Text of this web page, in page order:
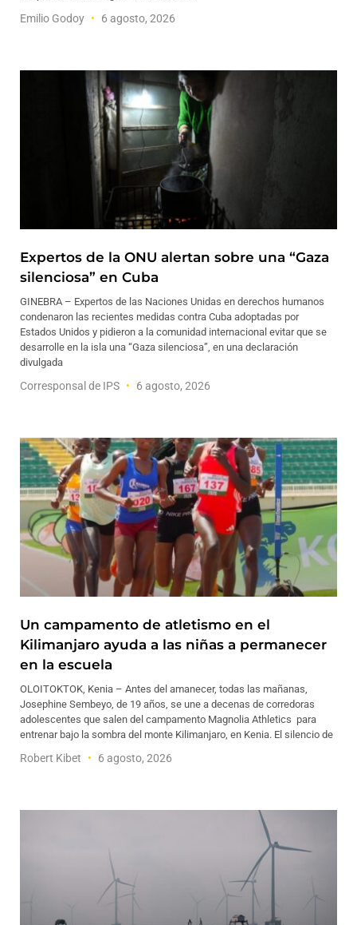
Emilio Godoy 6 agosto, 2026
Expertos de la ONU alertan sobre una “Gaza
silenciosa” en Cuba
GINEBRA – Expertos de las Naciones Unidas en derechos humanos
condenaron las recientes medidas contra Cuba adoptadas por
Estados Unidos y pidieron a la comunidad internacional evitar que se
desarrolle en la isla una “Gaza silenciosa”, en una declaración
divulgada
Corresponsal de IPS 6 agosto, 2026
Un campamento de atletismo en el
Kilimanjaro ayuda a las niñas a permanecer
en la escuela
OLOITOKTOK, Kenia – Antes del amanecer, todas las mañanas,
Josephine Sembeyo, de 19 años, se une a decenas de corredoras
adolescentes que salen del campamento Magnolia Athletics para
entrenar bajo la sombra del monte Kilimanjaro, en Kenia. El silencio de
Robert Kibet 6 agosto, 2026